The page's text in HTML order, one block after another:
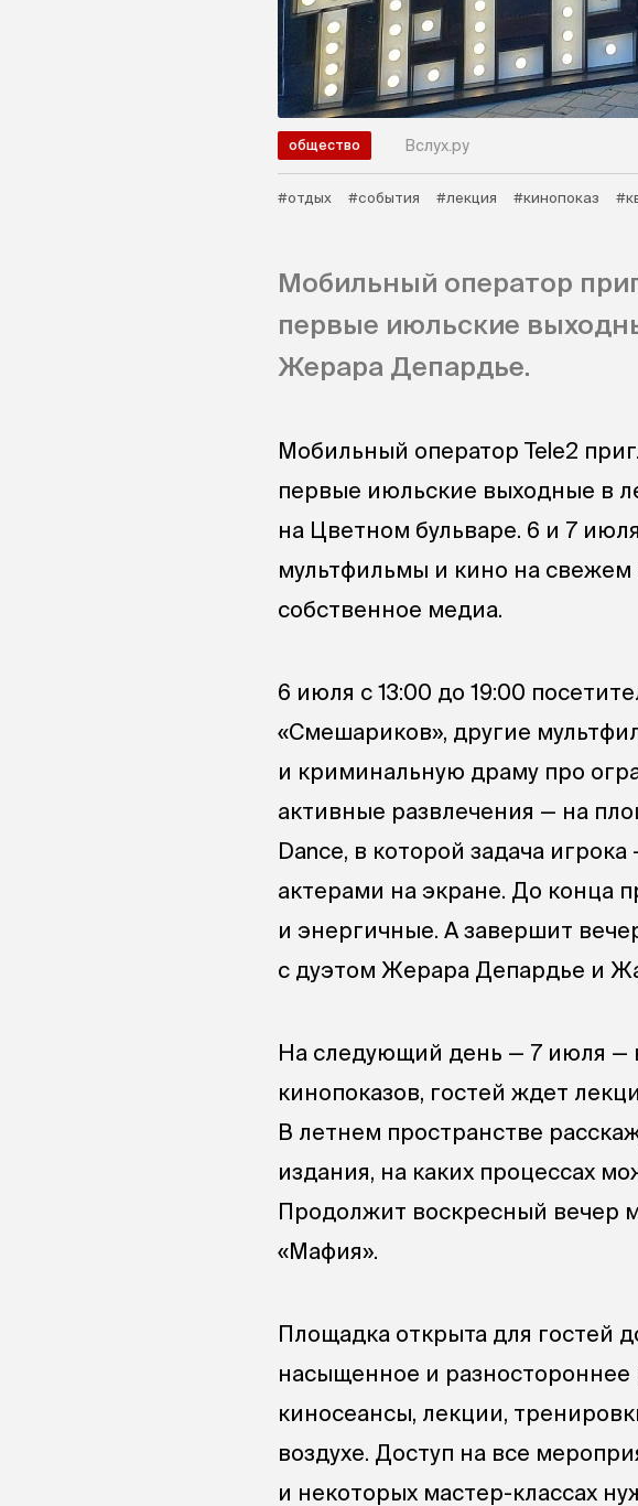
общество Вслух.ру
#отдых #события #лекция #кинопоказ
Мобильный оператор
первые июльские
Жерара Депардье.
Мобильный оператор Tele2
первые июльские выходные в
на Цветном бульваре. 6 и 7
мультфильмы и кино на свежем
собственное медиа.
6 июля с 13:00 до 19:00
«Смешариков», другие
и криминальную драму про
активные развлечения — на
Dance, в которой задача
актерами на экране. До конца
и энергичные. А завершит
с дуэтом Жерара Депардье и
На следующий день — 7 июля —
кинопоказов, гостей ждет
В летнем пространстве
издания, на каких процессах
Продолжит воскресный вечер
«Мафия».
Площадка открыта для гостей
насыщенное и
киносеансы, лекции,
воздухе. Доступ на все
и некоторых мастер-классах